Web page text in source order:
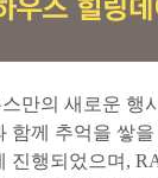
만의 새로운 행
께 추억을 쌓
진행되었으며,